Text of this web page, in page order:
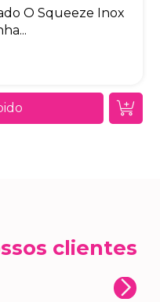
O Squeeze Inox
clientes